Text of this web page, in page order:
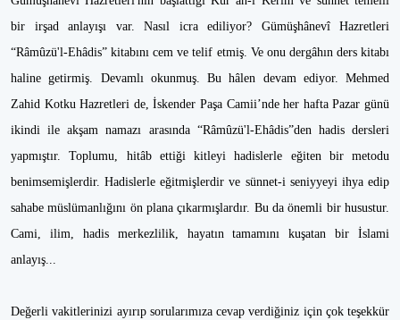
bir irşad anlayışı var. Nasıl icra ediliyor? Gümüşhânevî Hazretleri
“Râmûzü'l-Ehâdis” kitabını cem ve telif etmiş. Ve onu dergâhın ders kitabı
haline getirmiş. Devamlı okunmuş. Bu hâlen devam ediyor. Mehmed
Zahid Kotku Hazretleri de, İskender Paşa Camii’nde her hafta Pazar günü
ikindi ile akşam namazı arasında “Râmûzü'l-Ehâdis”den hadis dersleri
yapmıştır. Toplumu, hitâb ettiği kitleyi hadislerle eğiten bir metodu
benimsemişlerdir. Hadislerle eğitmişlerdir ve sünnet-i seniyyeyi ihya edip
sahabe müslümanlığını ön plana çıkarmışlardır. Bu da önemli bir husustur.
Cami, ilim, hadis merkezlilik, hayatın tamamını kuşatan bir İslami
anlayış...
Değerli vakitlerinizi ayırıp sorularımıza cevap verdiğiniz için çok teşekkür